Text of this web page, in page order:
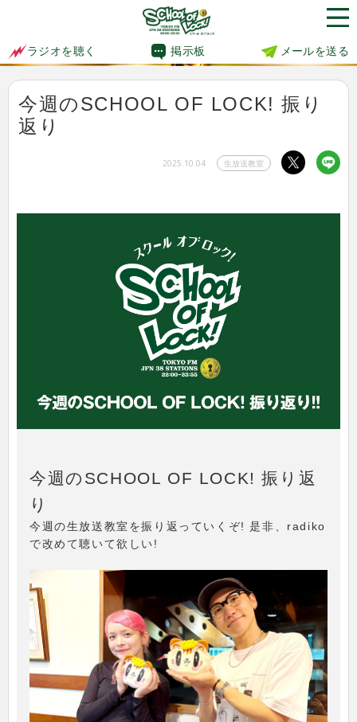
ラジオを聴く 掲示板 メールを送る
今週のSCHOOL OF LOCK! 振り
返り
2025.10.04 生放送教室
今週のSCHOOL OF LOCK! 振り返
り
今週の生放送教室を振り返っていくぞ! 是非、radiko
で改めて聴いて欲しい!